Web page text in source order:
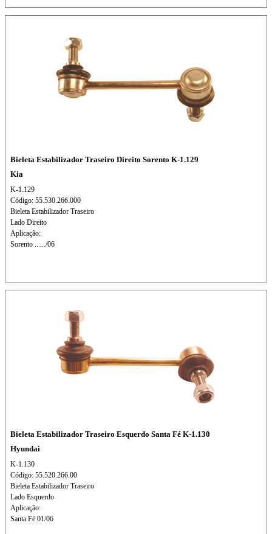
Bieleta Estabilizador Traseiro Direito Sorento K-1.129
Kia
K-1.129
Código: 55.530.266.000
Bieleta Estabilizador Traseiro
Lado Direito
Aplicação:
Sorento ....../06
Bieleta Estabilizador Traseiro Esquerdo Santa Fé K-1.130
Hyundai
K-1.130
Código: 55.520.266.00
Bieleta Estabilizador Traseiro
Lado Esquerdo
Aplicação:
Santa Fé 01/06